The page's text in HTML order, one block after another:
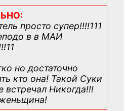
просто супер!!!!111
в в МАИ
но достаточно
кто она! Такой Суки
встречал Никогда!!!